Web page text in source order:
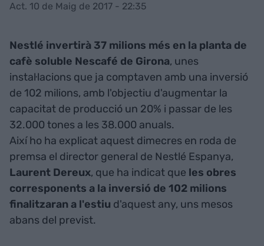
Act. 10 de Maig de 2017 - 22:35
Nestlé invertirà 37 milions més en la planta de
cafè soluble Nescafé de Girona, unes
instal·lacions que ja comptaven amb una inversió
de 102 milions, amb l'objectiu d'augmentar la
capacitat de producció un 20% i passar de les
32.000 tones a les 38.000 anuals.
Així ho ha explicat aquest dimecres en roda de
premsa el director general de Nestlé Espanya,
Laurent Dereux, que ha indicat que les obres
corresponents a la inversió de 102 milions
finalitzaran a l'estiu d'aquest any, uns mesos
abans del previst.